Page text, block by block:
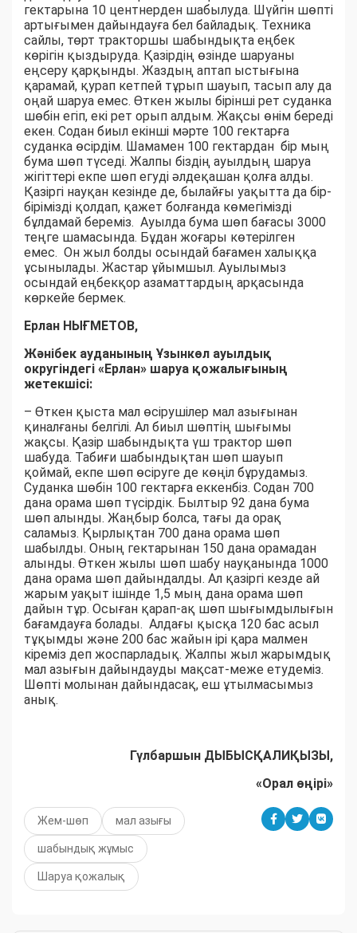
гектарына 10 центнерден шабылуда. Шүйгін шөпті
артығымен дайындауға бел байладық. Техника
сайлы, төрт тракторшы шабындықта еңбек
көрігін қыздыруда. Қазірдің өзінде шаруаны
еңсеру қарқынды. Жаздың аптап ыстығына
қарамай, қурап кетпей тұрып шауып, тасып алу да
оңай шаруа емес. Өткен жылы бірінші рет суданка
шөбін егіп, екі рет орып алдым. Жақсы өнім береді
екен. Содан биыл екінші мәрте 100 гектарға
суданка өсірдім. Шамамен 100 гектардан бір мың
бума шөп түседі. Жалпы біздің ауылдың шаруа
жігіттері екпе шөп егуді әлдеқашан қолға алды.
Қазіргі науқан кезінде де, былайғы уақытта да бір-
бірімізді қолдап, қажет болғанда көмегімізді
бұлдамай береміз. Ауылда бума шөп бағасы 3000
теңге шамасында. Бұдан жоғары көтерілген
емес. Он жыл болды осындай бағамен халыққа
ұсынылады. Жастар ұйымшыл. Ауылымыз
осындай еңбекқор азаматтардың арқасында
көркейе бермек.
Ерлан НЫҒМЕТОВ,
Жәнібек ауданының Ұзынкөл ауылдық
округіндегі «Ерлан» шаруа қожалығының
жетекшісі:
– Өткен қыста мал өсірушілер мал азығынан
қиналғаны белгілі. Ал биыл шөптің шығымы
жақсы. Қазір шабындықта үш трактор шөп
шабуда. Табиғи шабындықтан шөп шауып
қоймай, екпе шөп өсіруге де көңіл бұрудамыз.
Суданка шөбін 100 гектарға еккенбіз. Содан 700
дана орама шөп түсірдік. Былтыр 92 дана бума
шөп алынды. Жаңбыр болса, тағы да орақ
саламыз. Қырлықтан 700 дана орама шөп
шабылды. Оның гектарынан 150 дана орамадан
алынды. Өткен жылы шөп шабу науқанында 1000
дана орама шөп дайындалды. Ал қазіргі кезде ай
жарым уақыт ішінде 1,5 мың дана орама шөп
дайын тұр. Осыған қарап-ақ шөп шығымдылығын
бағамдауға болады. Алдағы қысқа 120 бас асыл
тұқымды және 200 бас жайын ірі қара малмен
кіреміз деп жоспарладық. Жалпы жыл жарымдық
мал азығын дайындауды мақсат-меже етудеміз.
Шөпті молынан дайындасақ, еш ұтылмасымыз
анық.
Гүлбаршын ДЫБЫСҚАЛИҚЫЗЫ,
«Орал өңірі»
Жем-шөп мал азығы
шабындық жұмыс
Шаруа қожалық